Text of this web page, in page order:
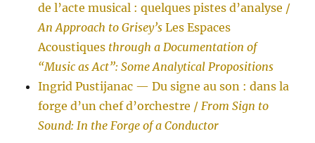
de l’acte musical : quelques pistes d’analyse /
An Approach to Grisey’s Les Espaces
Acoustiques through a Documentation of
“Music as Act”: Some Analytical Propositions
Ingrid Pustijanac — Du signe au son : dans la
forge d’un chef d’orchestre /From Sign to
Sound: In the Forge of a Conductor